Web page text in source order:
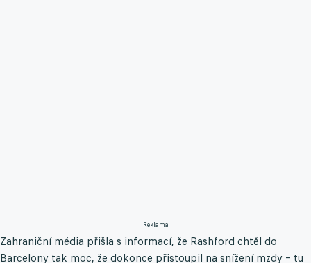
Reklama
Zahraniční média přišla s informací, že Rashford chtěl do
Barcelony tak moc, že dokonce přistoupil na snížení mzdy – tu